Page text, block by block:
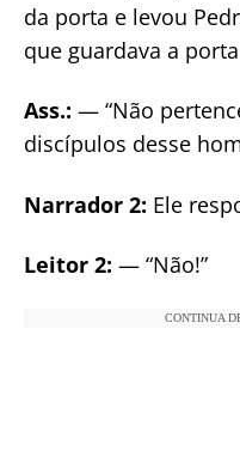
da porta e levou
que guardava a
Ass.: — “Não
discípulos desse
Narrador 2: Ele
Leitor 2: — “Não!”
CONTINUA